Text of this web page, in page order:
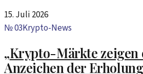
15. Juli 2026
№03Krypto-News
„Krypto-Märkte zeigen
Anzeichen der Erholung